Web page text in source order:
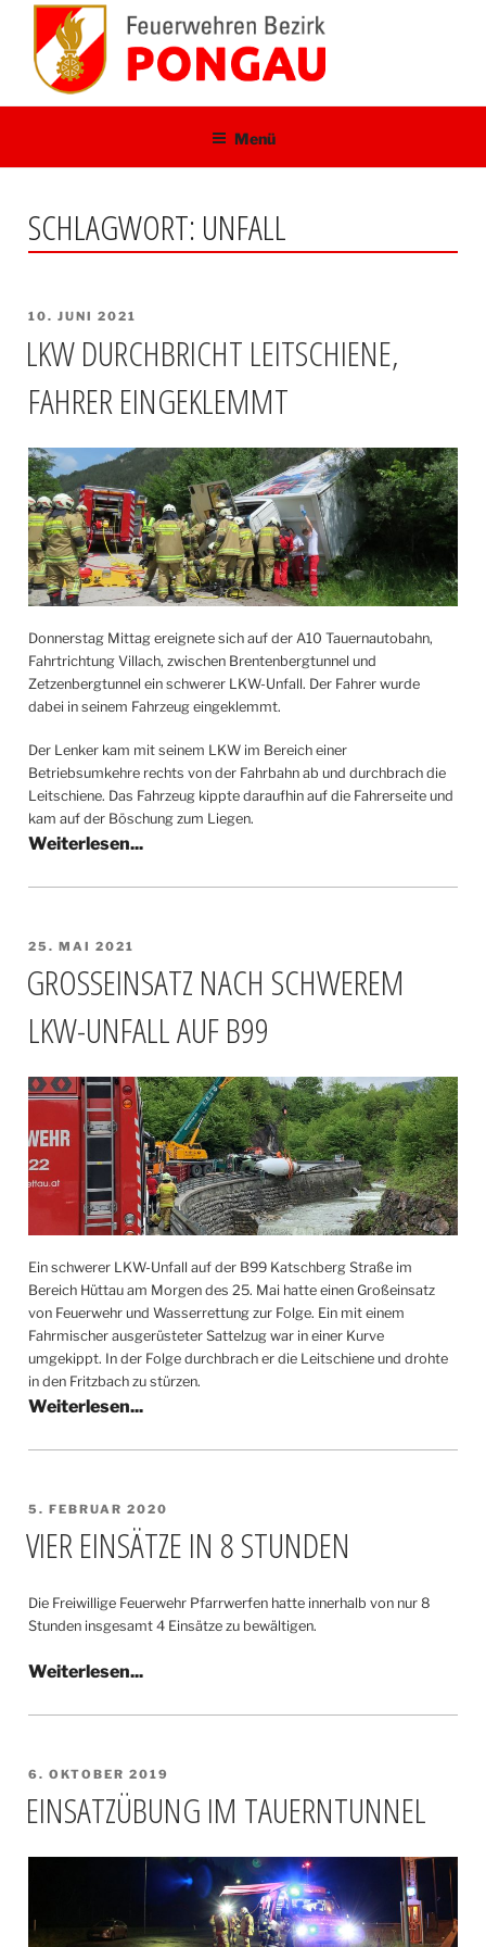
springen
Menü
SCHLAGWORT: UNFALL
VERÖFFENTLICHT
10. JUNI 2021
LKW DURCHBRICHT LEITSCHIENE,
FAHRER EINGEKLEMMT
Donnerstag Mittag ereignete sich auf der A10 Tauernautobahn,
Fahrtrichtung Villach, zwischen Brentenbergtunnel und
Zetzenbergtunnel ein schwerer LKW-Unfall. Der Fahrer wurde
dabei in seinem Fahrzeug eingeklemmt.
Der Lenker kam mit seinem LKW im Bereich einer
Betriebsumkehre rechts von der Fahrbahn ab und durchbrach die
Leitschiene. Das Fahrzeug kippte daraufhin auf die Fahrerseite und
kam auf der Böschung zum Liegen.
VERÖFFENTLICHT
25. MAI 2021
GROSSEINSATZ NACH SCHWEREM L
KW-UNFALL AUF B99
Ein schwerer LKW-Unfall auf der B99 Katschberg Straße im
Bereich Hüttau am Morgen des 25. Mai hatte einen Großeinsatz
von Feuerwehr und Wasserrettung zur Folge. Ein mit einem
Fahrmischer ausgerüsteter Sattelzug war in einer Kurve
umgekippt. In der Folge durchbrach er die Leitschiene und drohte
in den Fritzbach zu stürzen.
VERÖFFENTLICHT
5. FEBRUAR 2020
VIER EINSÄTZE IN 8 STUNDEN
Die Freiwillige Feuerwehr Pfarrwerfen hatte innerhalb von nur 8
Stunden insgesamt 4 Einsätze zu bewältigen.
VERÖFFENTLICHT
6. OKTOBER 2019
EINSATZÜBUNG IM TAUERNTUNNEL